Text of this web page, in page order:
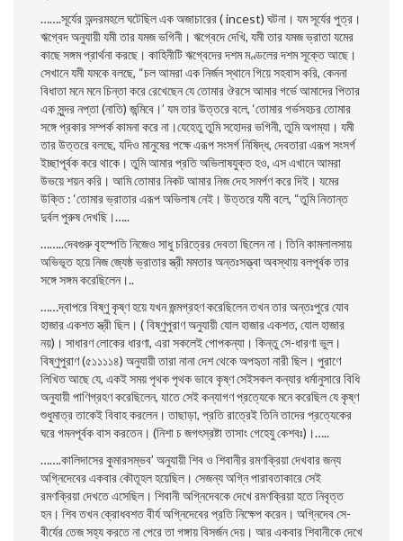
…….সূর্যের অন্দরমহলে ঘটেছিল এক অজাচারের ( incest) ঘটনা। যম সূর্যের পুত্র।
ঋগ্বেদ অনুযায়ী যমী তার যমজ ভগিনী। ঋগ্বেদে দেখি, যমী তার যমজ ভ্রাতা যমের
কাছে সঙ্গম প্রার্থনা করছে। কাহিনীটি ঋগ্বেদের দশম মণ্ডলের দশম সূক্তে আছে।
সেখানে যমী যমকে বলছে, “চল আমরা এক নির্জন স্থানে গিয়ে সহবাস করি, কেননা
বিধাতা মনে মনে চিন্তা করে রেখেছেন যে তােমার ঔরসে আমার গর্ভে আমাদের পিতার
এক সুন্দর নপ্তা (নাতি) জন্মিবে।’ যম তার উত্তরে বলে, ‘তােমার গর্ভসহচর তােমার
সঙ্গে প্রকার সম্পর্ক কামনা করে না।যেহেতু তুমি সহােদর ভগিনী, তুমি অগম্যা। যমী
তার উত্তরে বলছে, যদিও মানুষের পক্ষে এরূপ সংসর্গ নিষিদ্ধ, দেবতারা এরূপ সংসর্গ
ইচ্ছাপূর্বক করে থাকে। তুমি আমার প্রতি অভিলাষযুক্ত হও, এস এখানে আমরা
উভয়ে শয়ন করি। আমি তােমার নিকট আমার নিজ দেহ সমর্পণ করে দিই। যমের
উক্তি : ‘তােমার ভ্রাতার এরূপ অভিলাষ নেই। উত্তরে যমী বলে, “তুমি নিতান্ত
দুর্বল পুরুষ দেখছি।…..
……..দেবগুরু বৃহস্পতি নিজেও সাধু চরিত্রের দেবতা ছিলেন না। তিনি কামলালসায়
অভিভূত হয়ে নিজ জ্যেষ্ঠ ভ্রাতার স্ত্রী মমতার অন্তঃসত্ত্বা অবস্থায় বলপূর্বক তার
সঙ্গে সঙ্গম করেছিলেন।..
……দ্বাপরে বিষ্ণু কৃষ্ণ হয়ে যখন জন্মগ্রহণ করেছিলেন তখন তার অন্তঃপুরে যােব
হাজার একশত স্ত্রী ছিল। ( বিষ্ণুপুরাণ অনুযায়ী যােল হাজার একশত, যােল হাজার
নয়)। সাধারণ লােকের ধারণা, এরা সকলেই গােপকন্যা। কিন্তু সে-ধারণা ভুল।
বিষ্ণুপুরাণ (৫১১১১৪) অনুযায়ী তারা নানা দেশ থেকে অপহৃতা নারী ছিল। পুরাণে
লিখিত আছে যে, একই সময় পৃথক পৃথক ভাবে কৃষ্ণ সেইসকল কন্যার ধর্মানুসারে বিধি
অনুযায়ী পাণিগ্রহণ করেছিলেন, যাতে সেই কন্যাগণ প্রত্যেকে মনে করেছিল যে কৃষ্ণ
শুধুমাত্র তাকেই বিবাহ করলেন। তাছাড়া, প্রতি রাত্রেই তিনি তাদের প্রত্যেকের
ঘরে গমনপূর্বক বাস করতেন। (নিশা চ জগৎস্রষ্টা তাসাং গেহেযু কেশবঃ)।…..
…….কালিদাসের কুমারসম্ভব’ অনুযায়ী শিব ও শিবানীর রমণক্রিয়া দেখবার জন্য
অগ্নিদেবের একবার কৌতূহল হয়েছিল। সেজন্য অগ্নি পারাবতাকারে সেই
রমণক্রিয়া দেখতে এসেছিল। শিবানী অগ্নিদেবকে দেখে রমণক্রিয়া হতে নিবৃত্ত
হন। শিব তখন ক্রোধবশত বীর্য অগ্নিদেবের প্রতি নিক্ষেপ করেন। অগ্নিদেব সে-
বীর্যের তেজ সহ্য করতে না পেরে তা গঙ্গায় বিসর্জন দেয়। আর একবার শিবানীকে দেখে